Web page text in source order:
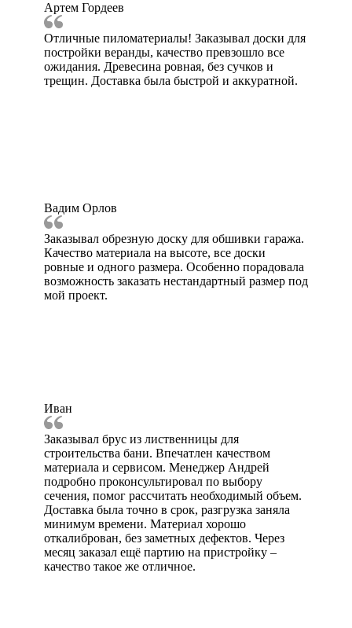
Артем Гордеев
Отличные пиломатериалы! Заказывал доски для
постройки веранды, качество превзошло все
ожидания. Древесина ровная, без сучков и
трещин. Доставка была быстрой и аккуратной.
Вадим Орлов
Заказывал обрезную доску для обшивки гаража.
Качество материала на высоте, все доски
ровные и одного размера. Особенно порадовала
возможность заказать нестандартный размер под
мой проект.
Иван
Заказывал брус из лиственницы для
строительства бани. Впечатлен качеством
материала и сервисом. Менеджер Андрей
подробно проконсультировал по выбору
сечения, помог рассчитать необходимый объем.
Доставка была точно в срок, разгрузка заняла
минимум времени. Материал хорошо
откалиброван, без заметных дефектов. Через
месяц заказал ещё партию на пристройку –
качество такое же отличное.